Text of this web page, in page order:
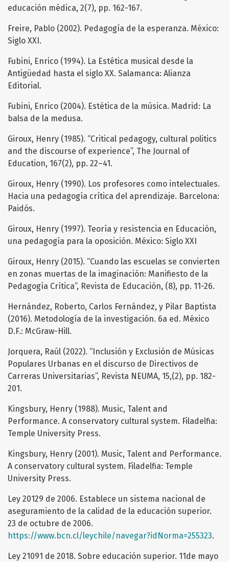
educación médica, 2(7), pp. 162-167.
Freire, Pablo (2002). Pedagogía de la esperanza. México:
Siglo XXI.
Fubini, Enrico (1994). La Estética musical desde la
Antigüedad hasta el siglo XX. Salamanca: Alianza
Editorial.
Fubini, Enrico (2004). Estética de la música. Madrid: La
balsa de la medusa.
Giroux, Henry (1985). “Critical pedagogy, cultural politics
and the discourse of experience”, The Journal of
Education, 167(2), pp. 22–41.
Giroux, Henry (1990). Los profesores como intelectuales.
Hacia una pedagogía crítica del aprendizaje. Barcelona:
Paidós.
Giroux, Henry (1997). Teoría y resistencia en Educación,
una pedagogía para la oposición. México: Siglo XXI
Giroux, Henry (2015). “Cuando las escuelas se convierten
en zonas muertas de la imaginación: Manifiesto de la
Pedagogía Crítica”, Revista de Educación, (8), pp. 11-26.
Hernández, Roberto, Carlos Fernández, y Pilar Baptista
(2016). Metodología de la investigación. 6a ed. México
D.F.: McGraw-Hill.
Jorquera, Raúl (2022). “Inclusión y Exclusión de Músicas
Populares Urbanas en el discurso de Directivos de
Carreras Universitarias”, Revista NEUMA, 15,(2), pp. 182-
201.
Kingsbury, Henry (1988). Music, Talent and
Performance. A conservatory cultural system. Filadelfia:
Temple University Press.
Kingsbury, Henry (2001). Music, Talent and Performance.
A conservatory cultural system. Filadelfia: Temple
University Press.
Ley 20129 de 2006. Establece un sistema nacional de
aseguramiento de la calidad de la educación superior.
23 de octubre de 2006.
https://www.bcn.cl/leychile/navegar?idNorma=255323.
Ley 21091 de 2018. Sobre educación superior. 11de mayo